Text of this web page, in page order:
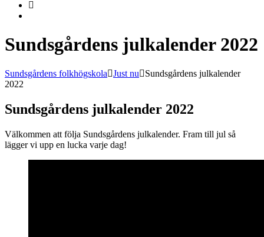
Sundsgårdens julkalender 2022
Sundsgårdens folkhögskola Just nu
Sundsgårdens julkalender
2022
Sundsgårdens julkalender 2022
Välkommen att följa Sundsgårdens julkalender. Fram till jul så
lägger vi upp en lucka varje dag!